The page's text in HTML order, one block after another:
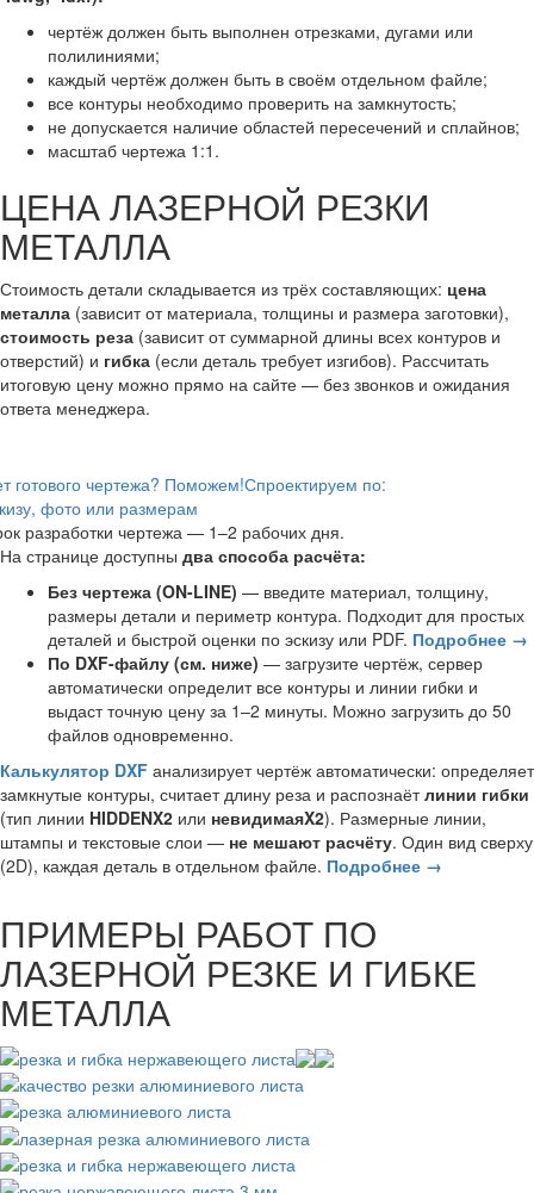
чертёж должен быть выполнен отрезками, дугами или
полилиниями;
каждый чертёж должен быть в своём отдельном файле;
все контуры необходимо проверить на замкнутость;
не допускается наличие областей пересечений и сплайнов;
масштаб чертежа 1:1.
ЦЕНА ЛАЗЕРНОЙ РЕЗКИ
МЕТАЛЛА
Стоимость детали складывается из трёх составляющих: цена
металла (зависит от материала, толщины и размера заготовки),
стоимость реза (зависит от суммарной длины всех контуров и
отверстий) и гибка (если деталь требует изгибов). Рассчитать
итоговую цену можно прямо на сайте — без звонков и ожидания
ответа менеджера.
готового чертежа? Поможем!Спроектируем по:
фото или размерам
разработки чертежа — 1–2 рабочих дня.
На странице доступны два способа расчёта:
Без чертежа (ON-LINE) — введите материал, толщину,
размеры детали и периметр контура. Подходит для простых
деталей и быстрой оценки по эскизу или PDF. Подробнее →
По DXF-файлу (см. ниже) — загрузите чертёж, сервер
автоматически определит все контуры и линии гибки и
выдаст точную цену за 1–2 минуты. Можно загрузить до 50
файлов одновременно.
Калькулятор DXF анализирует чертёж автоматически: определяет
замкнутые контуры, считает длину реза и распознаётлинии гибки
(тип линии HIDDENX2 или невидимаяX2). Размерные линии,
штампы и текстовые слои — не мешают расчёту. Один вид сверху
(2D), каждая деталь в отдельном файле. Подробнее →
ПРИМЕРЫ РАБОТ ПО
ЛАЗЕРНОЙ РЕЗКЕ И ГИБКЕ
МЕТАЛЛА